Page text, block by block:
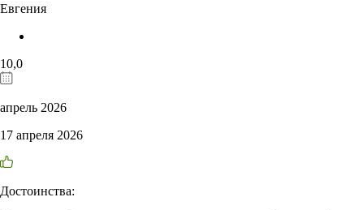
Евгения
10,0
апрель 2026
17 апреля 2026
Достоинства: